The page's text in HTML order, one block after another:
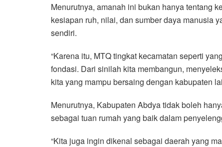
Menurutnya, amanah ini bukan hanya tentang
kesiapan ruh, nilai, dan sumber daya manusia
sendiri.
“Karena itu, MTQ tingkat kecamatan seperti
fondasi. Dari sinilah kita membangun,
kita yang mampu bersaing dengan kabupaten
Menurutnya, Kabupaten Abdya tidak boleh
sebagai tuan rumah yang baik dalam
“Kita juga ingin dikenal sebagai daerah yang